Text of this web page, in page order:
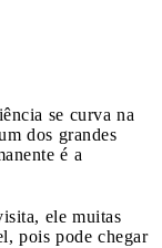
se curva na
dos grandes
é a
ele muitas
pois pode chegar